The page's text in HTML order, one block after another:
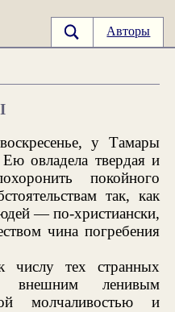
Авторы
у Тамары
овладела твердая и
покойного
так, как
— по-христиански,
чина погребения
числу тех странных
внешним ленивым
молчаливостью и